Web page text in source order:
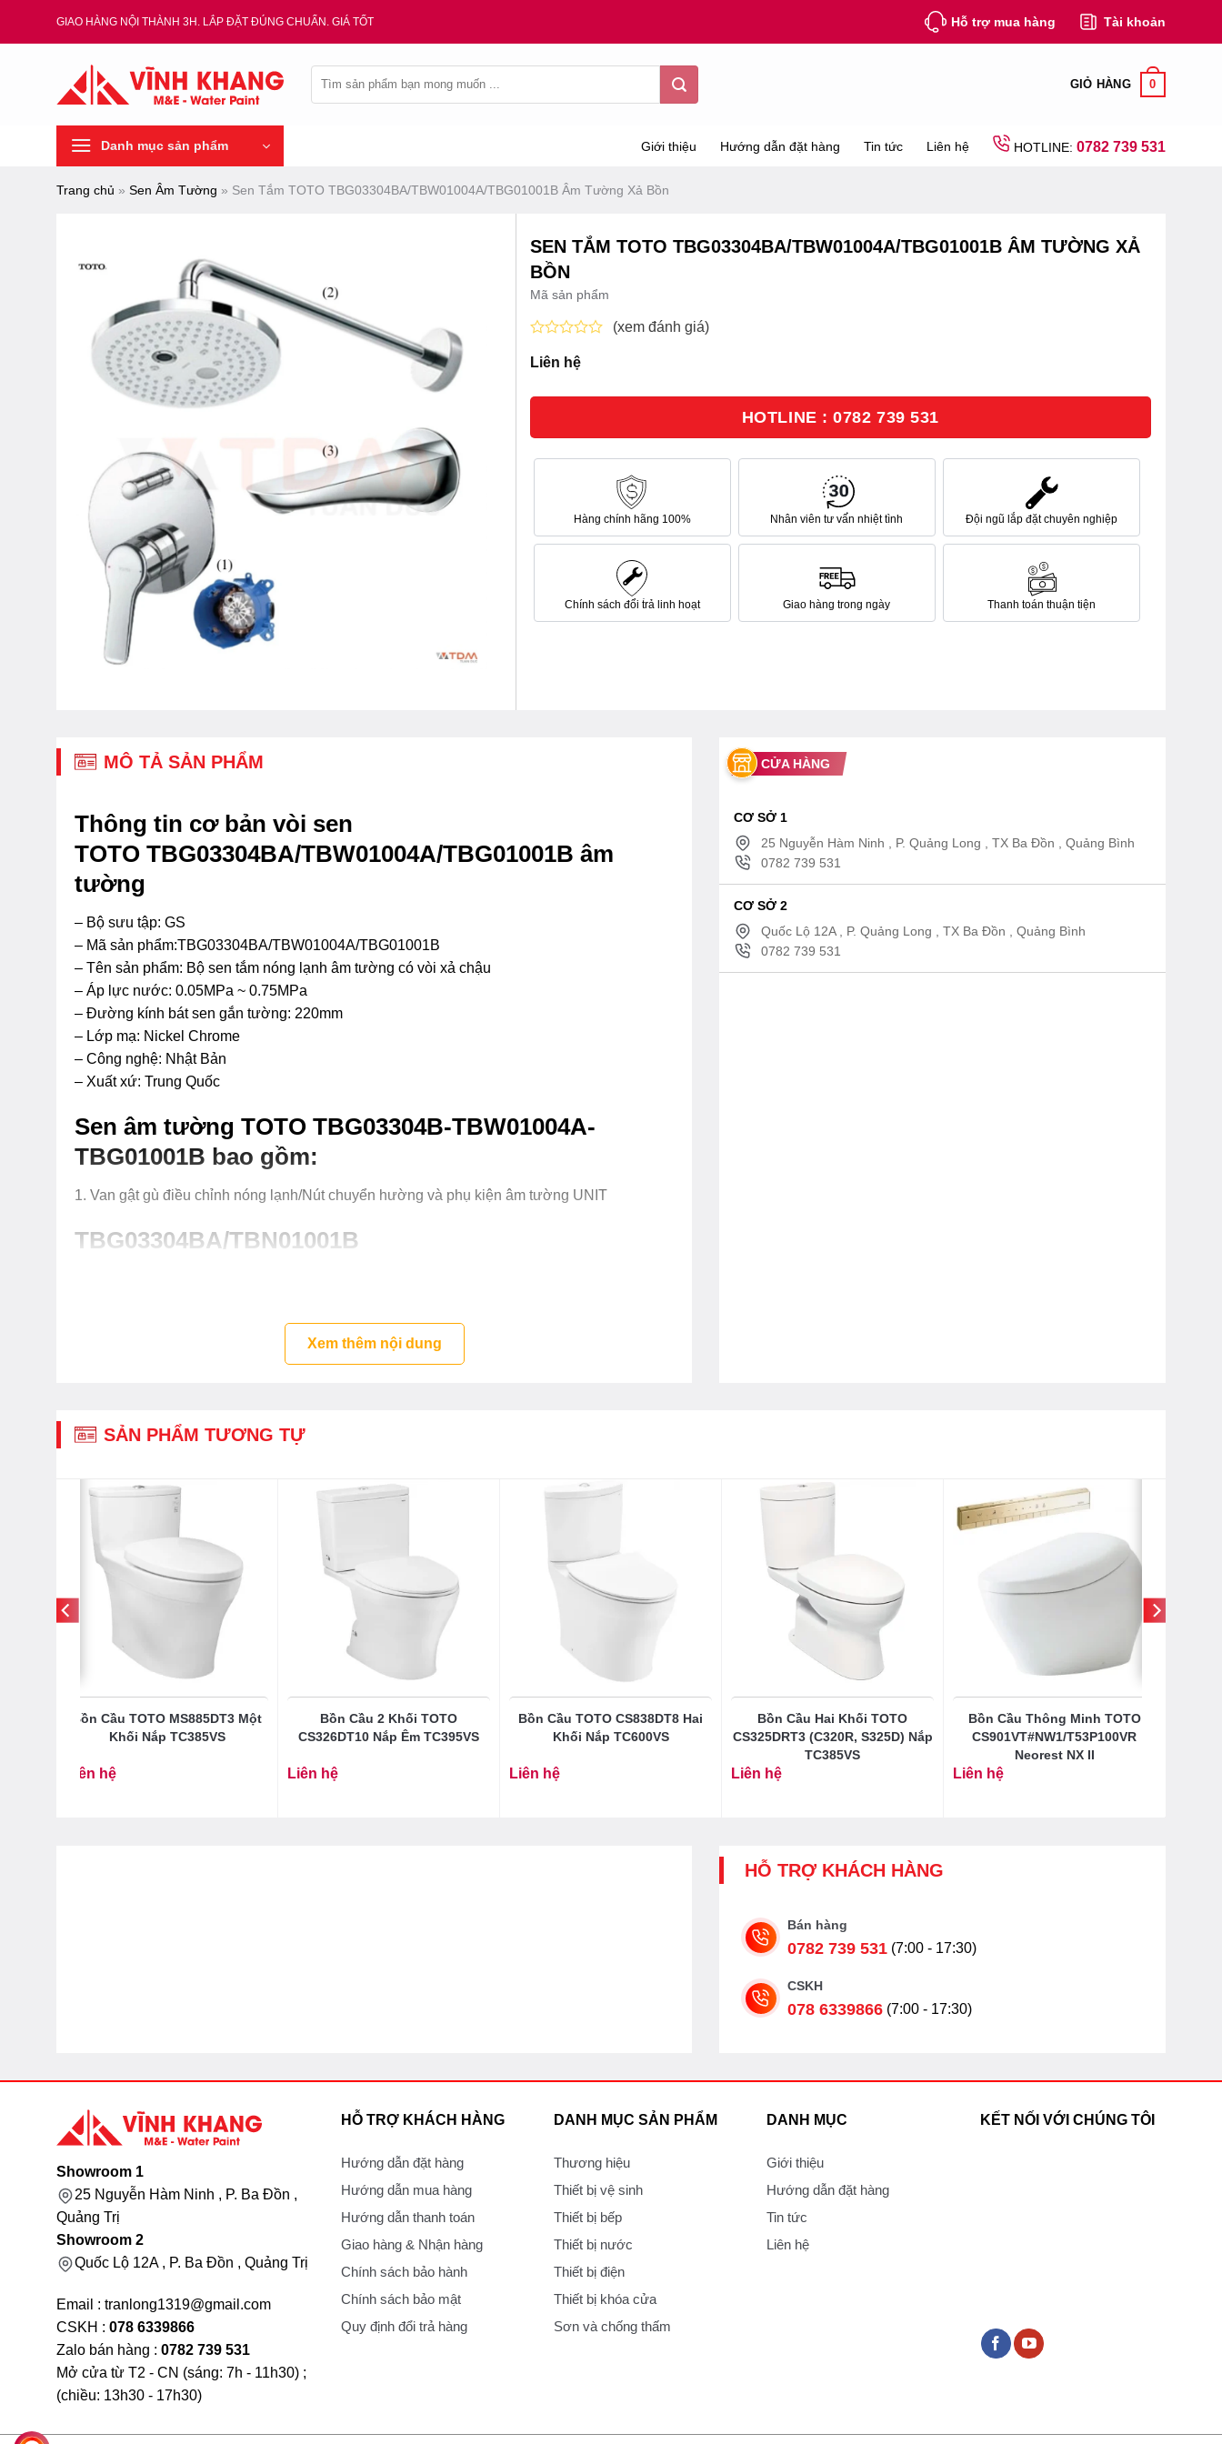
GIAO HÀNG NỘI THÀNH 3H. LẮP ĐẶT ĐÚNG CHUẨN. GIÁ TỐT Hỗ trợ mua hàng Tài khoản
kiếm:
GIỎ HÀNG 0
Danh mục sản phẩm Giới thiệu Hướng dẫn đặt hàng Tin tức Liên hệ HOTLINE: 0782 739 531
Trang chủ » Sen Âm Tường » Sen Tắm TOTO TBG03304BA/TBW01004A/TBG01001B Âm Tường Xả Bồn
SEN TẮM TOTO TBG03304BA/TBW01004A/TBG01001B ÂM TƯỜNG XẢ
BỒN
Mã sản phẩm
xếp
(xem đánh giá)
Liên hệ
HOTLINE : 0782 739 531
Hàng chính hãng 100% Nhân viên tư vấn nhiệt tình Đội ngũ lắp đặt chuyên nghiệp
Chính sách đổi trả linh hoạt Giao hàng trong ngày Thanh toán thuận tiện
MÔ TẢ SẢN PHẨM
Thông tin cơ bản vòi sen
TOTO TBG03304BA/TBW01004A/TBG01001B âm
tường
– Bộ sưu tập: GS
– Mã sản phẩm:TBG03304BA/TBW01004A/TBG01001B
– Tên sản phẩm: Bộ sen tắm nóng lạnh âm tường có vòi xả chậu
– Áp lực nước: 0.05MPa ~ 0.75MPa
– Đường kính bát sen gắn tường: 220mm
– Lớp mạ: Nickel Chrome
– Công nghệ: Nhật Bản
– Xuất xứ: Trung Quốc
Sen âm tường TOTO TBG03304B-TBW01004A-
TBG01001B bao gồm:
1. Van gật gù điều chỉnh nóng lạnh/Nút chuyển hường và phụ kiện âm tường UNIT
TBG03304BA/TBN01001B
TBG01001B
Tính năng vòi hoa sen âm tường TBG03304B
TBW01004A TBG01001B TOTO
– Thiết kế hiện đại hài hòa với dòng sản phẩm GS
– Lớp mạ bền vững với thời gian
– Thân van bằng đồng thau
– Van đĩa bằng sứ chống bám cặn bẩn giúp khóa nước hoàn toàn
Xem thêm nội dung
CỬA HÀNG
CƠ SỞ 1
25 Nguyễn Hàm Ninh , P. Quảng Long , TX Ba Đồn , Quảng Bình
0782 739 531
CƠ SỞ 2
Quốc Lộ 12A , P. Quảng Long , TX Ba Đồn , Quảng Bình
0782 739 531
SẢN PHẨM TƯƠNG TỰ
Bồn Cầu TOTO MS885DT3 Một
Khối Nắp TC385VS
Liên hệ
Bồn Cầu 2 Khối TOTO
CS326DT10 Nắp Êm TC395VS
Liên hệ
Bồn Cầu TOTO CS838DT8 Hai
Khối Nắp TC600VS
Liên hệ
Bồn Cầu Hai Khối TOTO
CS325DRT3 (C320R, S325D) Nắp
TC385VS
Liên hệ
Bồn Cầu Thông Minh TOTO
CS901VT#NW1/T53P100VR
Neorest NX II
Liên hệ
HỖ TRỢ KHÁCH HÀNG
Bán hàng
0782 739 531 (7:00 - 17:30)
CSKH
078 6339866 (7:00 - 17:30)
Showroom 1
25 Nguyễn Hàm Ninh , P. Ba Đồn ,
Quảng Trị
Showroom 2
Quốc Lộ 12A , P. Ba Đồn , Quảng Trị
Email : tranlong1319@gmail.com
CSKH : 078 6339866
Zalo bán hàng : 0782 739 531
Mở cửa từ T2 - CN (sáng: 7h - 11h30) ;
(chiều: 13h30 - 17h30)
HỖ TRỢ KHÁCH HÀNG
Hướng dẫn đặt hàng
Hướng dẫn mua hàng
Hướng dẫn thanh toán
Giao hàng & Nhận hàng
Chính sách bảo hành
Chính sách bảo mật
Quy định đổi trả hàng
DANH MỤC SẢN PHẨM
Thương hiệu
Thiết bị vệ sinh
Thiết bị bếp
Thiết bị nước
Thiết bị điện
Thiết bị khóa cửa
Sơn và chống thấm
DANH MỤC
Giới thiệu
Hướng dẫn đặt hàng
Tin tức
Liên hệ
KẾT NỐI VỚI CHÚNG TÔI